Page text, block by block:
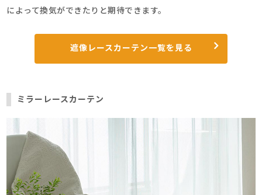
によって換気ができたりと期待できます。
遮像レースカーテン一覧を見る
ミラーレースカーテン